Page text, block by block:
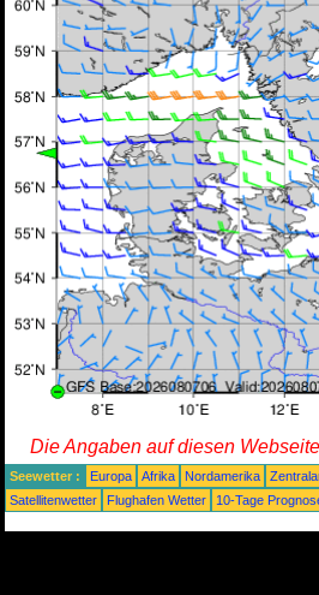
Die Angaben auf diesen
Seewetter : Europa Afrika Nordamerika
Satellitenwetter
Flughafen Wetter 10-Tage